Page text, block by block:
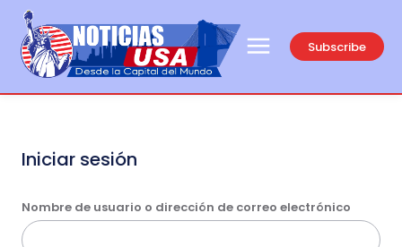
Subscribe
Iniciar sesión
Nombre de usuario o dirección de correo electrónico